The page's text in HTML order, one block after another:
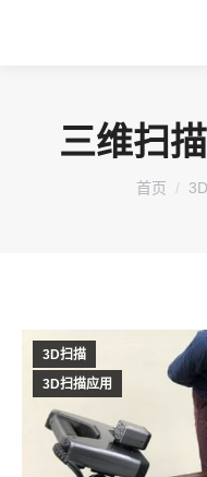
三维扫
您在这
首页
3D扫描
3D扫描应用